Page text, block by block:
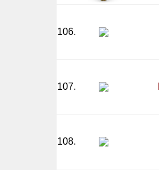
106.
107.
108.